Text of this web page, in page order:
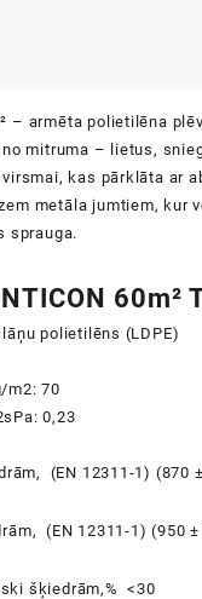
– armēta polietilēna
mitruma – lietus,
kas pārklāta ar
metāla jumtiem, kur
sprauga.
60m²
polietilēns (LDPE)
m2: 70
0,23
(EN 12311-1) (870
(EN 12311-1) (950
šķiedrām,% <30